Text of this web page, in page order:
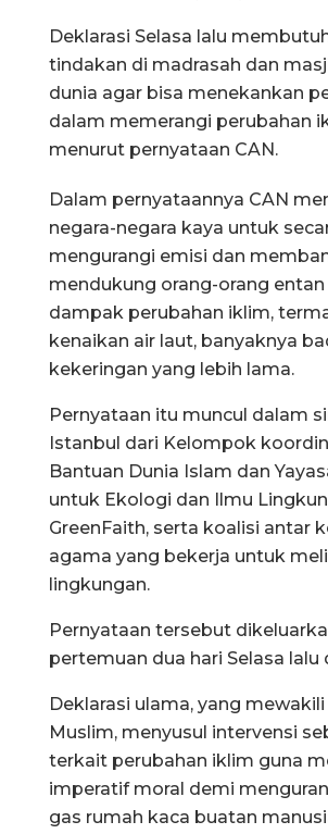
Deklarasi Selasa lalu
tindakan di madrasah dan
dunia agar bisa menekankan
dalam memerangi perubahan
menurut pernyataan CAN.
Dalam pernyataannya CAN
negara-negara kaya untuk
mengurangi emisi dan
mendukung orang-orang
dampak perubahan iklim,
kenaikan air laut, banyaknya
kekeringan yang lebih lama.
Pernyataan itu muncul dalam
Istanbul dari Kelompok
Bantuan Dunia Islam dan
untuk Ekologi dan Ilmu
GreenFaith, serta koalisi antar
agama yang bekerja untuk
lingkungan.
Pernyataan tersebut
pertemuan dua hari Selasa lalu
Deklarasi ulama, yang mewakili
Muslim, menyusul intervensi
terkait perubahan iklim guna
imperatif moral demi
gas rumah kaca buatan